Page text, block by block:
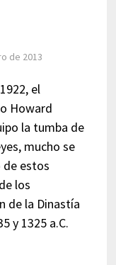
de 2013
el
Howard
la tumba de
mucho se
de estos
los
de la Dinastía
y 1325 a.C.